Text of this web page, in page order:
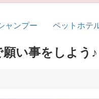
ャンプー ペットホテ
い事をしよう♪